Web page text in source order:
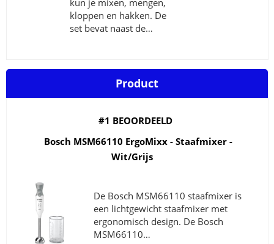
kun je mixen, mengen,
kloppen en hakken. De
set bevat naast de…
Product
#1 BEOORDEELD
Bosch MSM66110 ErgoMixx - Staafmixer -
Wit/Grijs
De Bosch MSM66110 staafmixer is
een lichtgewicht staafmixer met
ergonomisch design. De Bosch
MSM66110…